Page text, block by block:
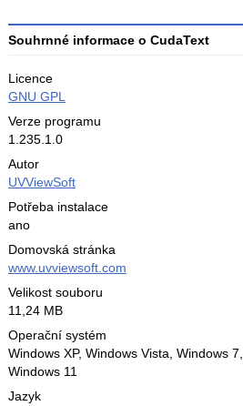
Souhrnné informace o CudaText
Licence
GNU GPL
Verze programu
1.235.1.0
Autor
UVViewSoft
Potřeba instalace
ano
Domovská stránka
www.uvviewsoft.com
Velikost souboru
11,24 MB
Operační systém
Windows XP, Windows Vista, Windows 7,
Windows 11
Jazyk